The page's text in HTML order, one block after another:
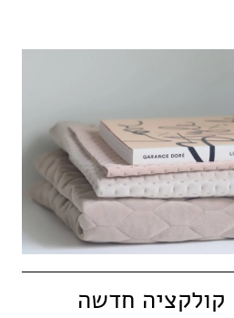
קולקציה חדשה